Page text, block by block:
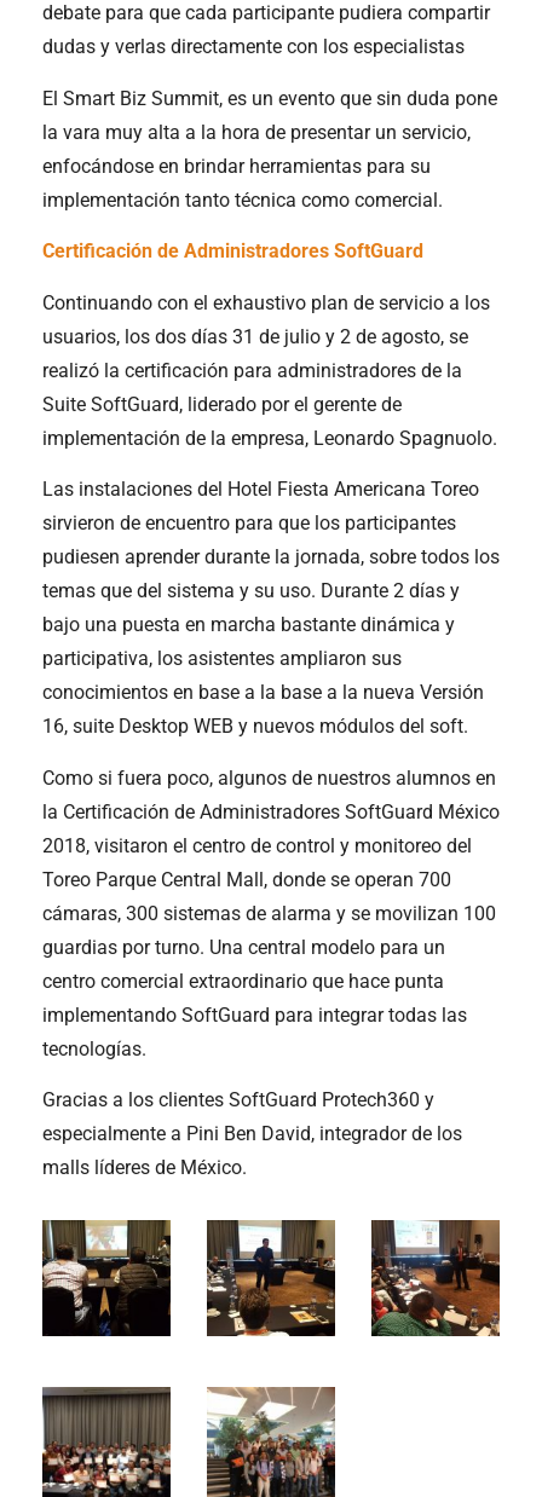
debate para que cada participante pudiera compartir
dudas y verlas directamente con los especialistas
El Smart Biz Summit, es un evento que sin duda pone
la vara muy alta a la hora de presentar un servicio,
enfocándose en brindar herramientas para su
implementación tanto técnica como comercial.
Certificación de Administradores SoftGuard
Continuando con el exhaustivo plan de servicio a los
usuarios, los dos días 31 de julio y 2 de agosto, se
realizó la certificación para administradores de la
Suite SoftGuard, liderado por el gerente de
implementación de la empresa, Leonardo Spagnuolo.
Las instalaciones del Hotel Fiesta Americana Toreo
sirvieron de encuentro para que los participantes
pudiesen aprender durante la jornada, sobre todos los
temas que del sistema y su uso. Durante 2 días y
bajo una puesta en marcha bastante dinámica y
participativa, los asistentes ampliaron sus
conocimientos en base a la base a la nueva Versión
16, suite Desktop WEB y nuevos módulos del soft.
Como si fuera poco, algunos de nuestros alumnos en
la Certificación de Administradores SoftGuard México
2018, visitaron el centro de control y monitoreo del
Toreo Parque Central Mall, donde se operan 700
cámaras, 300 sistemas de alarma y se movilizan 100
guardias por turno. Una central modelo para un
centro comercial extraordinario que hace punta
implementando SoftGuard para integrar todas las
tecnologías.
Gracias a los clientes SoftGuard Protech360 y
especialmente a Pini Ben David, integrador de los
malls líderes de México.